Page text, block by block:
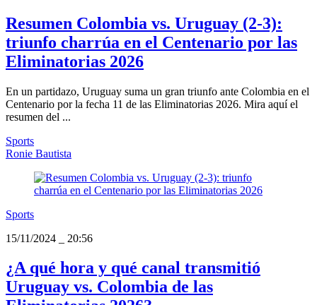
Resumen Colombia vs. Uruguay (2-3):
triunfo charrúa en el Centenario por las
Eliminatorias 2026
En un partidazo, Uruguay suma un gran triunfo ante Colombia en el
Centenario por la fecha 11 de las Eliminatorias 2026. Mira aquí el
resumen del ...
Sports
Ronie Bautista
Sports
15/11/2024
20:56
¿A qué hora y qué canal transmitió
Uruguay vs. Colombia de las